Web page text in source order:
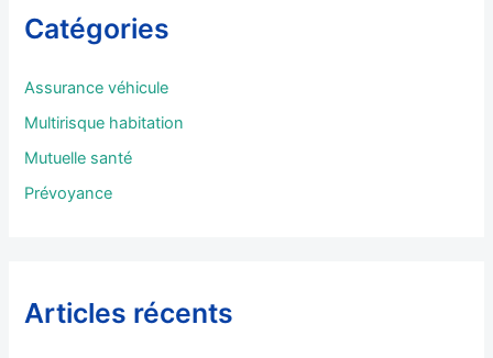
c
r
Catégories
Assurance véhicule
Multirisque habitation
Mutuelle santé
Prévoyance
Articles récents